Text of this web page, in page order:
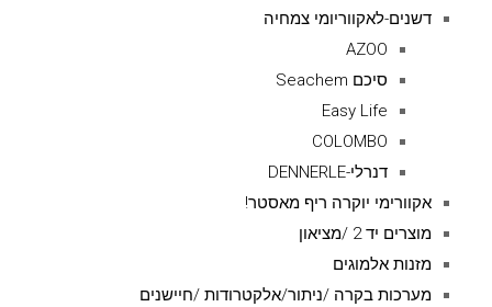
דשנים-לאקווריומי צמחיה
AZOO
סיכם Seachem
Easy Life
COLOMBO
דנרלי-DENNERLE
אקוורימי יוקרה ריף מאסטר!
מוצרים יד 2 /מציאון
מזנות אלמוגים
מערכות בקרה /ניתור/אלקטרודות /חיישנים